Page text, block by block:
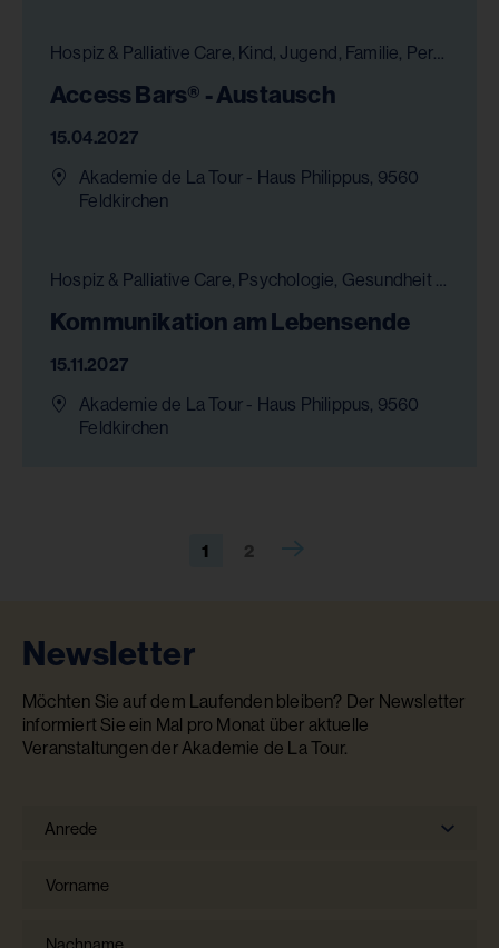
Hospiz & Palliative Care, Kind, Jugend, Familie, Persönlichkeitsentwicklung, Bildung, Gesundheit & Pflege, Chancengleichheit
Access Bars® - Austausch
15.04.2027
Akademie de La Tour - Haus Philippus, 9560
Feldkirchen
Hospiz & Palliative Care, Psychologie, Gesundheit & Pflege
Kommunikation am Lebensende
15.11.2027
Akademie de La Tour - Haus Philippus, 9560
Feldkirchen
1 2
Newsletter
Möchten Sie auf dem Laufenden bleiben? Der Newsletter
informiert Sie ein Mal pro Monat über aktuelle
Veranstaltungen der Akademie de La Tour.
Anrede
Anrede